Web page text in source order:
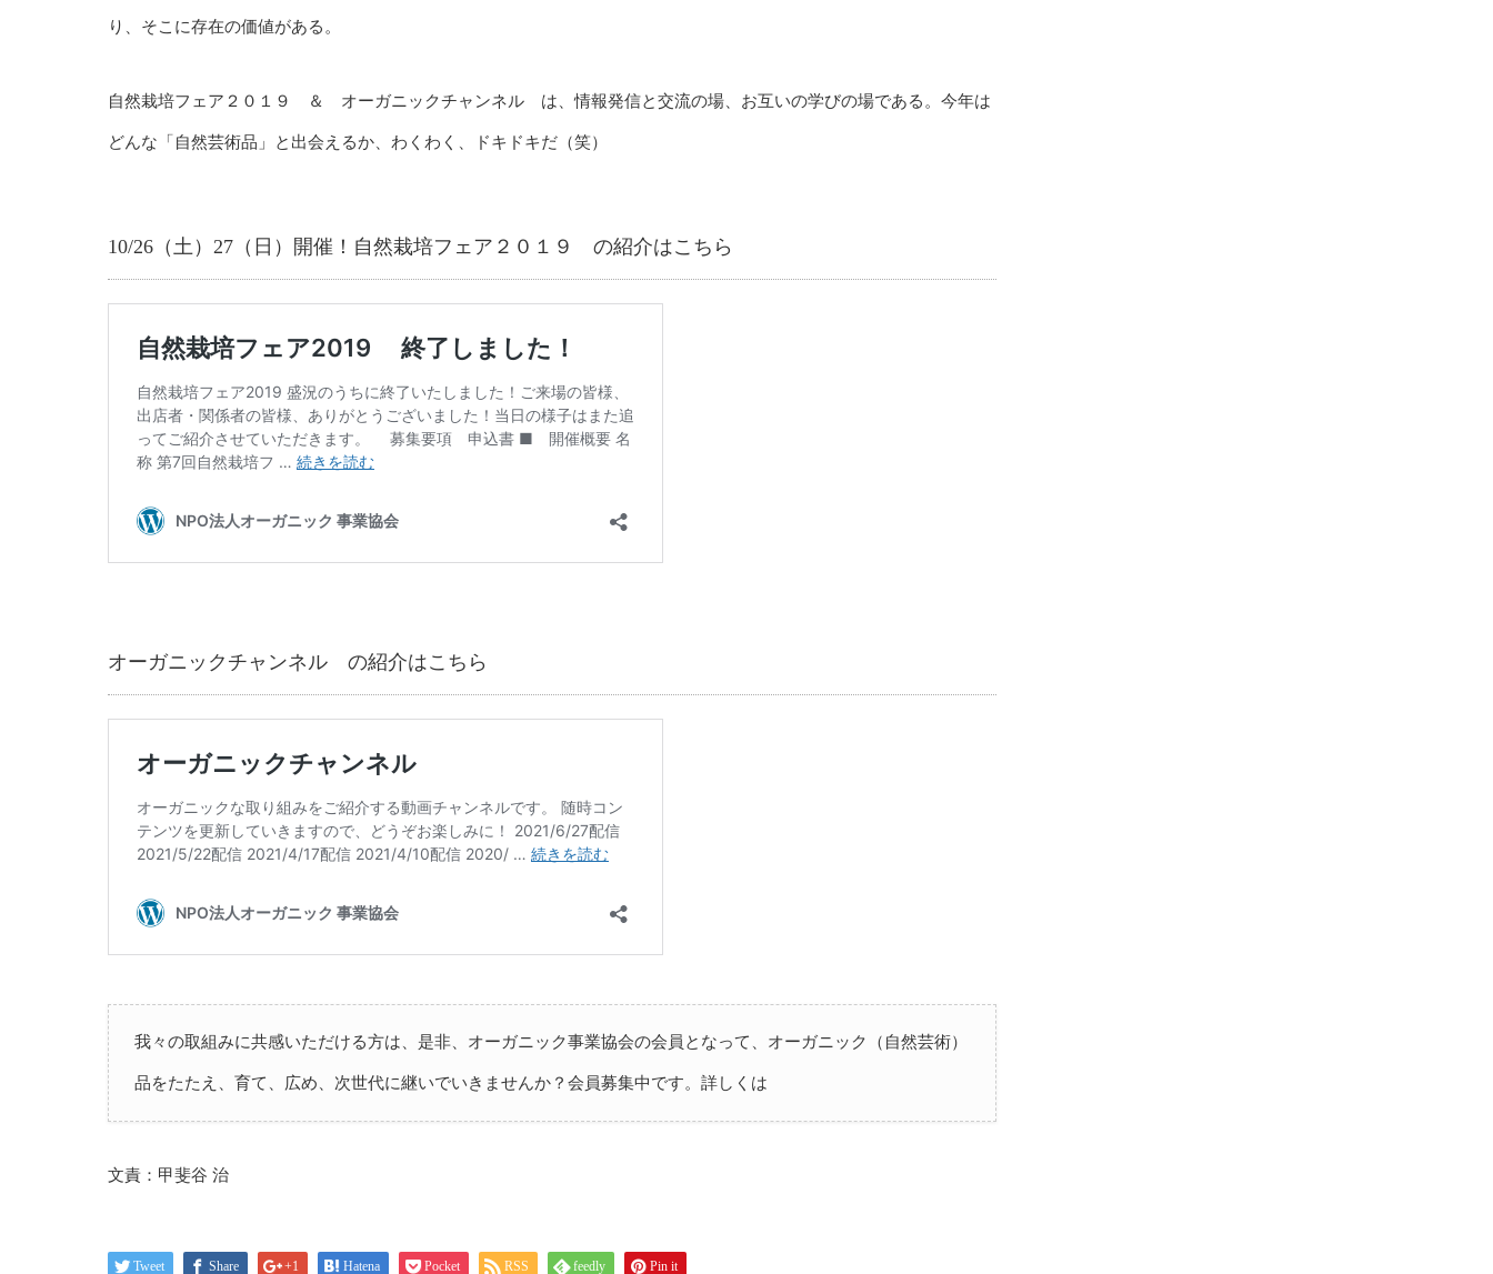
り、そこに存在の価値がある。
自然栽培フェア２０１９ ＆ オーガニックチャンネル は、情報発信と交流の場、お互いの学びの場である。今年は
どんな「自然芸術品」と出会えるか、わくわく、ドキドキだ（笑）
10/26（土）27（日）開催！自然栽培フェア２０１９ の紹介はこちら
オーガニックチャンネル の紹介はこちら
我々の取組みに共感いただける方は、是非、オーガニック事業協会の会員となって、オーガニック（自然芸術）
品をたたえ、育て、広め、次世代に継いでいきませんか？会員募集中です。詳しくは
文責：甲斐谷 治
Tweet Share +1 Hatena Pocket RSS feedly Pin it